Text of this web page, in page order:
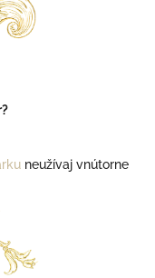
neužívaj vnútorne